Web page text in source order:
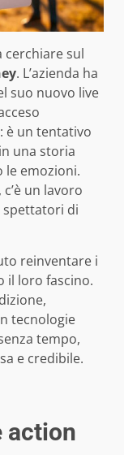
cerchiare sul
. L’azienda ha
suo nuovo live
è un tentativo
una storia
le emozioni.
un lavoro
spettatori di
reinventare i
il loro fascino.
tecnologie
tempo,
e credibile.
action